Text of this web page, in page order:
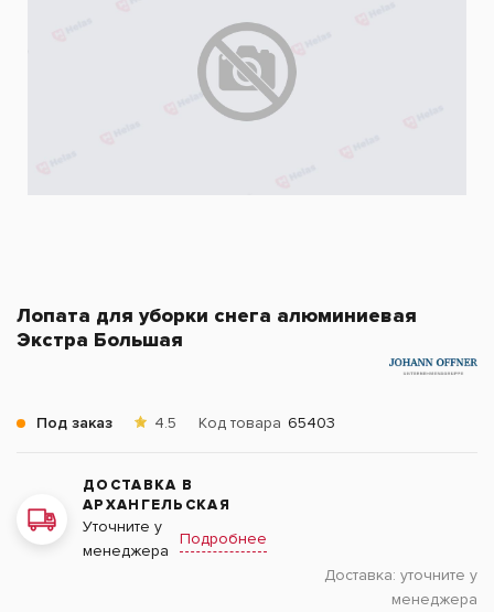
Лопата для уборки снега алюминиевая
Экстра Большая
Под заказ 4.5 Код товара 65403
ДОСТАВКА В
АРХАНГЕЛЬСКАЯ
Уточните у
менеджера
Подробнее
Доставка: уточните у
менеджера